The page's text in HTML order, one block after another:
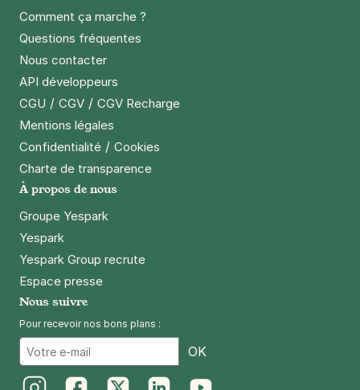
Comment ça marche ?
Questions fréquentes
Nous contacter
API développeurs
CGU / CGV / CGV Recharge
Mentions légales
Confidentialité / Cookies
Charte de transparence
À propos de nous
Groupe Yespark
Yespark
Yespark Group recrute
Espace presse
Nous suivre
Pour recevoir nos bons plans :
OK